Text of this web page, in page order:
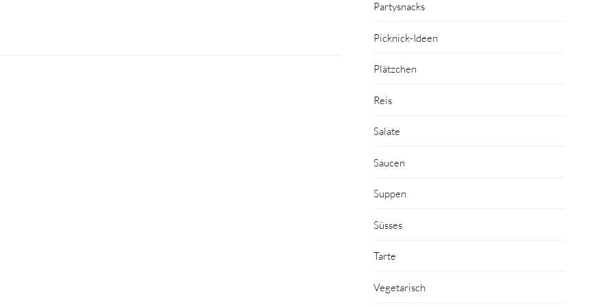
Partysnacks
Picknick-Ideen
Plätzchen
Reis
Salate
Saucen
Suppen
Süsses
Tarte
Vegetarisch